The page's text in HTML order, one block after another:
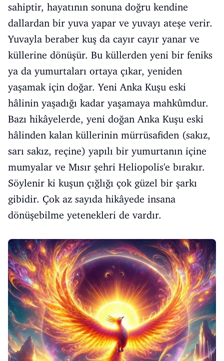
sahiptir, hayatının sonuna doğru kendine
dallardan bir yuva yapar ve yuvayı ateşe verir.
Yuvayla beraber kuş da cayır cayır yanar ve
küllerine dönüşür. Bu küllerden yeni bir feniks
ya da yumurtaları ortaya çıkar, yeniden
yaşamak için doğar. Yeni Anka Kuşu eski
hâlinin yaşadığı kadar yaşamaya mahkûmdur.
Bazı hikâyelerde, yeni doğan Anka Kuşu eski
hâlinden kalan küllerinin mürrüsafiden (sakız,
sarı sakız, reçine) yapılı bir yumurtanın içine
mumyalar ve Mısır şehri Heliopolis'e bırakır.
Söylenir ki kuşun çığlığı çok güzel bir şarkı
gibidir. Çok az sayıda hikâyede insana
dönüşebilme yetenekleri de vardır.